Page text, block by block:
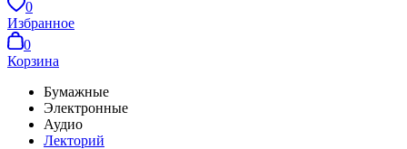
0
Избранное
0
Корзина
Бумажные
Электронные
Аудио
Лекторий